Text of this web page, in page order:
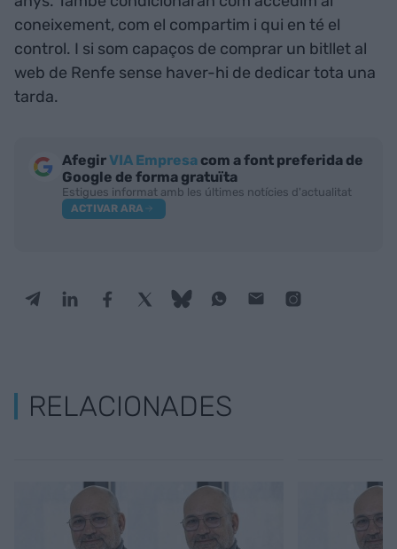
coneixement, com el compartim i qui en té el
control. I si som capaços de comprar un bitllet al
web de Renfe sense haver-hi de dedicar tota una
tarda.
AfegirVIA Empresa com a font preferida de
Google de forma gratuïta
Estigues informat amb les últimes notícies d'actualitat
ACTIVAR ARA
RELACIONADES